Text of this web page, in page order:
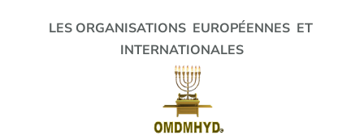
LES ORGANISATIONS EUROPÉENNES ET
INTERNATIONALES